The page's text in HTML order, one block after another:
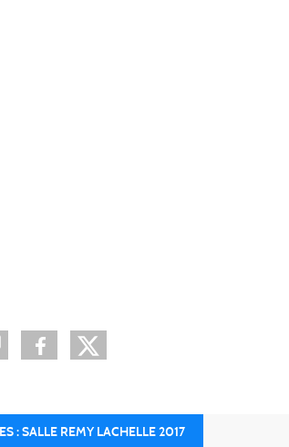
: SALLE REMY LACHELLE 2017